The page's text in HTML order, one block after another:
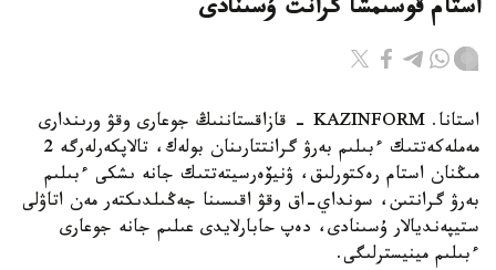
استام قوسىمشا گرانت ۇسىنادى
استانا. KAZINFORM - قازاقستاننىڭ جوعارى وقۋ ورىندارى
مەملەكەتتىك ءبىلىم بەرۋ گرانتتارىنان بولەك، تالاپكەرلەرگە 2
مىڭنان استام رەكتورلىق، ۋنيۆەرسيتەتتىك جانە ىشكى ءبىلىم
بەرۋ گرانتىن، سونداي-اق وقۋ اقىسىنا جەڭىلدىكتەر مەن اتاۋلى
ستيپەنديالار ۇسىنادى، دەپ حابارلايدى عىلىم جانە جوعارى
ءبىلىم مينيسترلىگى.